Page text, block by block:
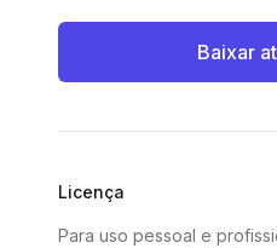
Baixar
Licença
Para uso pessoal e